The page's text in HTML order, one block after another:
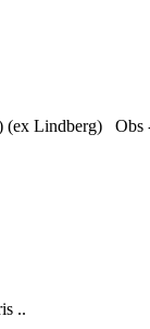
(ex Lindberg) Obs
..